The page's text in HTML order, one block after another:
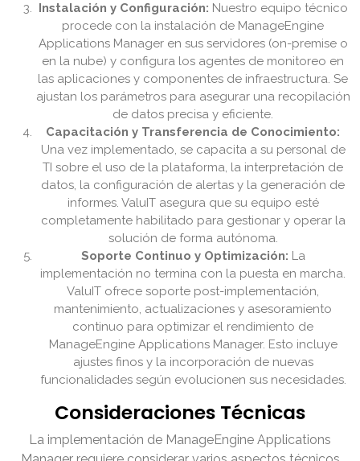
Instalación y Configuración: Nuestro equipo técnico
procede con la instalación de ManageEngine
Applications Manager en sus servidores (on-premise o
en la nube) y configura los agentes de monitoreo en
las aplicaciones y componentes de infraestructura. Se
ajustan los parámetros para asegurar una recopilación
de datos precisa y eficiente.
Capacitación y Transferencia de Conocimiento:
Una vez implementado, se capacita a su personal de
TI sobre el uso de la plataforma, la interpretación de
datos, la configuración de alertas y la generación de
informes. ValuIT asegura que su equipo esté
completamente habilitado para gestionar y operar la
solución de forma autónoma.
Soporte Continuo y Optimización: La
implementación no termina con la puesta en marcha.
ValuIT ofrece soporte post-implementación,
mantenimiento, actualizaciones y asesoramiento
continuo para optimizar el rendimiento de
ManageEngine Applications Manager. Esto incluye
ajustes finos y la incorporación de nuevas
funcionalidades según evolucionen sus necesidades.
Consideraciones Técnicas
La implementación de ManageEngine Applications